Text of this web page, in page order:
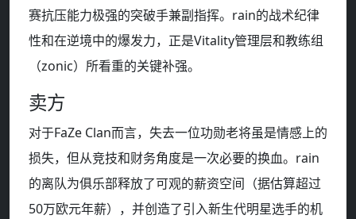
赛抗压能力极强的突破手兼副指挥。rain的战术纪律
性和在逆境中的爆发力，正是Vitality管理层和教练组
（zonic）所看重的关键补强。
卖方
对于FaZe Clan而言，失去一位功勋老将虽是情感上的
损失，但从竞技和财务角度是一次必要的换血。rain
的离队为俱乐部释放了可观的薪资空间（据估算超过
50万欧元年薪），并创造了引入新生代明星选手的机